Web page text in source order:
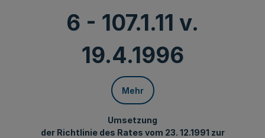
6 - 107.1.11 v.
19.4.1996
Mehr
Umsetzung
der Richtlinie des Rates vom 23. 12.1991 zur